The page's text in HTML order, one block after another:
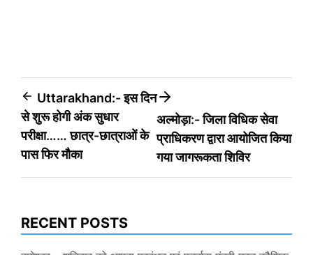
Post
navigation
Uttarakhand:- इस दिन
से शुरू होगी अंक सुधार
परीक्षा…… छात्र-छात्राओं के
पास फिर मौका
अल्मोड़ा:- जिला विधिक सेवा
प्राधिकरण द्वारा आयोजित किया
गया जागरूकता शिविर
RECENT POSTS